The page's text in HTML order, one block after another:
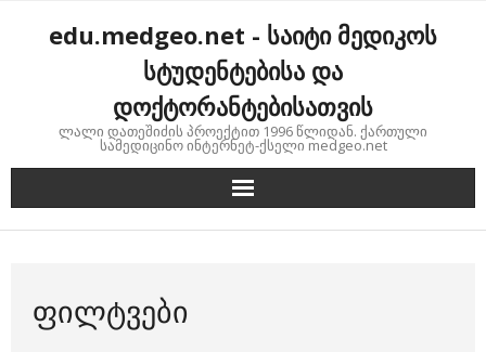
edu.medgeo.net - საიტი მედიკოს
სტუდენტებისა და
დოქტორანტებისათვის
ლალი დათეშიძის პროექტით 1996 წლიდან. ქართული
სამედიცინო ინტერნეტ-ქსელი medgeo.net
ᲤᲘᲚᲢᲕᲔᲑᲘ